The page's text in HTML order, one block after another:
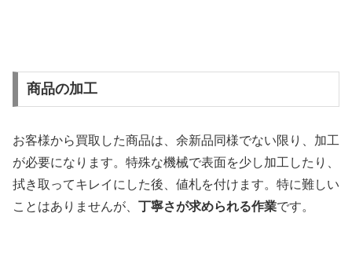
商品の加工
お客様から買取した商品は、余新品同様でない限り、加工
が必要になります。特殊な機械で表面を少し加工したり、
拭き取ってキレイにした後、値札を付けます。特に難しい
ことはありませんが、 丁寧さが求められる作業です。